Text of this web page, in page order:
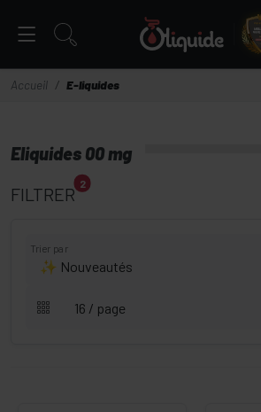
Accueil E-liquides
Eliquides 00 mg
FILTRER 2
Trier par